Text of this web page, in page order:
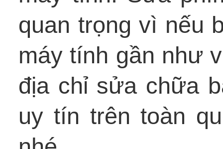
quan trọng vì nếu
máy tính gần như
địa chỉ sửa chữa
uy tín trên toàn